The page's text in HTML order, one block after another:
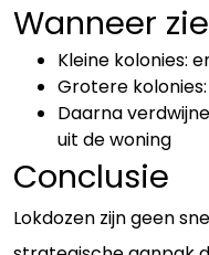
Wanneer
Kleine kolonies:
Grotere
Daarna
uit de woning
Conclusie
Lokdozen zijn geen